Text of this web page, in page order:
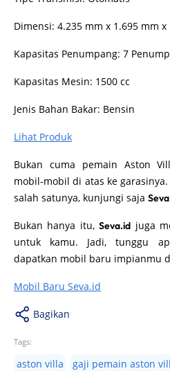
Dimensi: 4.235 mm x 1.695 mm x
Kapasitas Penumpang: 7
Kapasitas Mesin: 1500 cc
Jenis Bahan Bakar: Bensin
Lihat Produk
Bukan cuma pemain Aston
mobil-mobil di atas ke
salah satunya, kunjungi saja
Bukan hanya itu,Seva.id juga
untuk kamu. Jadi, tunggu
dapatkan mobil baru impianmu
Mobil Baru Seva.id
Bagikan
Tags:
aston villa
gaji pemain aston